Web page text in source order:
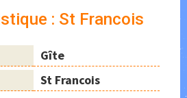
: St Francois
Gîte
St Francois